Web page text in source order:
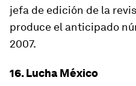
jefa de edición de la
produce el anticipado
2007.
16. Lucha México